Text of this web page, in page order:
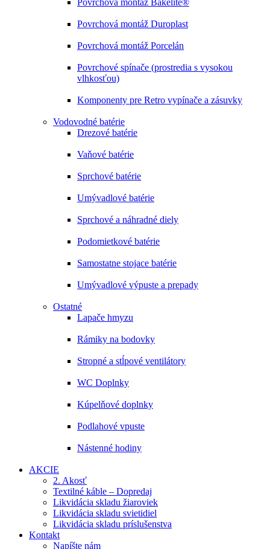
Povrchová montáž Bakelite®
Povrchová montáž Duroplast
Povrchová montáž Porcelán
Povrchové spínače (prostredia s vysokou
vlhkosťou)
Komponenty pre Retro vypínače a zásuvky
Vodovodné batérie
Drezové batérie
Vaňové batérie
Sprchové batérie
Umývadlové batérie
Sprchové a náhradné diely
Podomietkové batérie
Samostatne stojace batérie
Umývadlové výpuste a prepady
Ostatné
Lapače hmyzu
Rámiky na bodovky
Stropné a stĺpové ventilátory
WC Doplnky
Kúpelňové doplnky
Podlahové vpuste
Nástenné hodiny
AKCIE
2. Akosť
Textilné káble – Dopredaj
Likvidácia skladu žiaroviek
Likvidácia skladu svietidiel
Likvidácia skladu príslušenstva
Kontakt
Napíšte nám